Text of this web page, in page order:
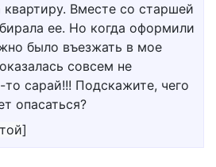
квартиру. Вместе со старшей
ее. Но когда оформили
было въезжать в мое
совсем не
то сарай!!! Подскажите, чего
опасаться?
]